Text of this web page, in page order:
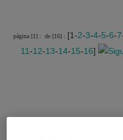
página [1] : de [16] : [1-2-3-4-5-6-7
11-12-13-14-15-16]